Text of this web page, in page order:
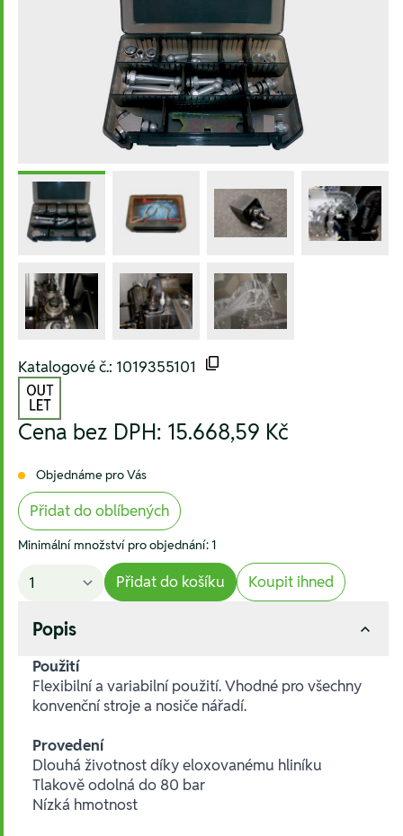
Katalogové č.: 1019355101
Cena bez DPH: 15.668,59 Kč
Objednáme pro Vás
Přidat do oblíbených
Minimální množství pro objednání: 1
Přidat do košíku Koupit ihned
Popis
Použití
Flexibilní a variabilní použití. Vhodné pro všechny
konvenční stroje a nosiče nářadí.
Provedení
Dlouhá životnost díky eloxovanému hliníku
Tlakově odolná do 80 bar
Nízká hmotnost